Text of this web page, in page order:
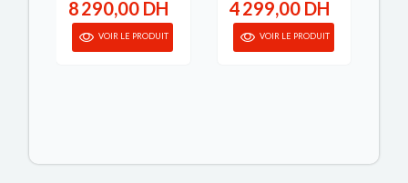
8 290,00 DH
VOIR LE PRODUIT
4 299,00 DH
VOIR LE PRODUIT